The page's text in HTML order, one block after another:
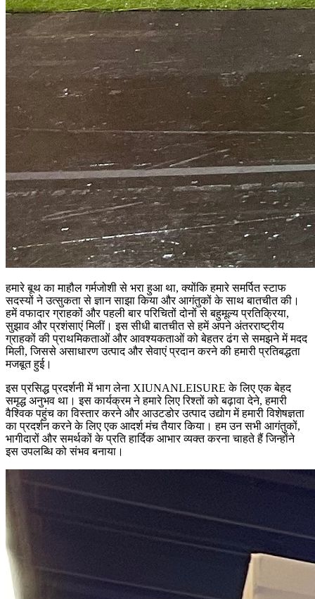
हमारे बूथ का माहौल गर्मजोशी से भरा हुआ था, क्योंकि हमारे समर्पित स्टाफ
सदस्यों ने उत्सुकता से ज्ञान साझा किया और आगंतुकों के साथ बातचीत की।
हमें वफादार ग्राहकों और पहली बार परिचितों दोनों से बहुमूल्य प्रतिक्रिया,
सुझाव और प्रशंसाएं मिलीं। इस सीधी बातचीत से हमें अपने अंतरराष्ट्रीय
ग्राहकों की प्राथमिकताओं और आवश्यकताओं को बेहतर ढंग से समझने में मदद
मिली, जिससे असाधारण उत्पाद और सेवाएं प्रदान करने की हमारी प्रतिबद्धता
मजबूत हुई।
इस प्रसिद्ध प्रदर्शनी में भाग लेना XIUNANLEISURE के लिए एक बेहद
समृद्ध अनुभव था। इस कार्यक्रम ने हमारे लिए रिश्तों को बढ़ावा देने, हमारी
वैश्विक पहुंच का विस्तार करने और आउटडोर उत्पाद उद्योग में हमारी विशेषज्ञता
का प्रदर्शन करने के लिए एक आदर्श मंच तैयार किया। हम उन सभी आगंतुकों,
भागीदारों और समर्थकों के प्रति हार्दिक आभार व्यक्त करना चाहते हैं जिन्होंने
इस उपलब्धि को संभव बनाया।